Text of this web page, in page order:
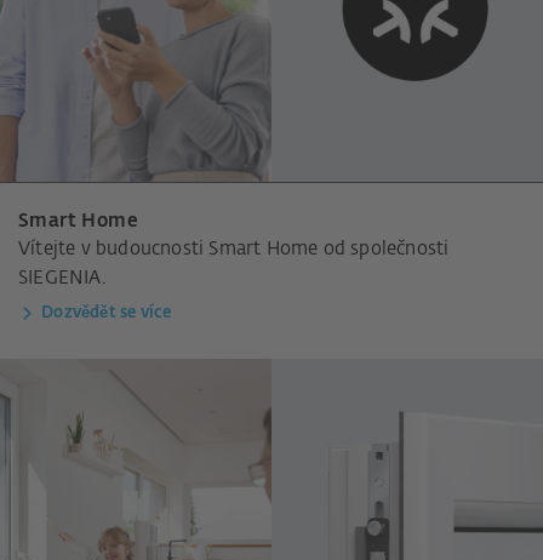
Smart Home
Vítejte v budoucnosti Smart Home od společnosti
SIEGENIA.
Dozvědět se více